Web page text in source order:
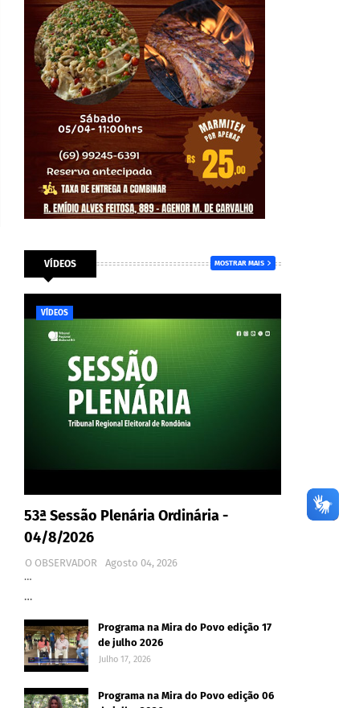
VÍDEOS MOSTRAR MAIS
VÍDEOS
53ª Sessão Plenária Ordinária -
04/8/2026
O OBSERVADOR
Agosto 04, 2026
…
…
Programa na Mira do Povo edição 17
de julho 2026
Julho 17, 2026
Programa na Mira do Povo edição 06